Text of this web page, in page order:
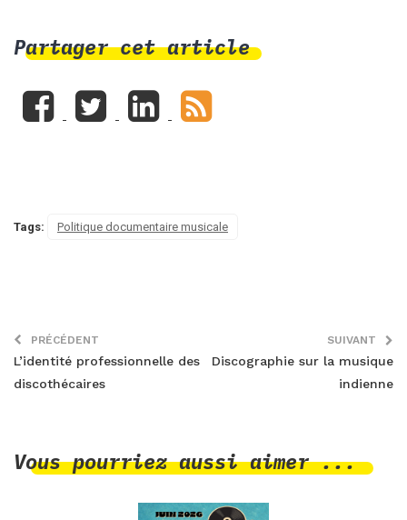
Partager cet article
Tags: Politique documentaire musicale
PRÉCÉDENT
L’identité professionnelle des
discothécaires
SUIVANT
Discographie sur la musique
indienne
Vous pourriez aussi aimer ...